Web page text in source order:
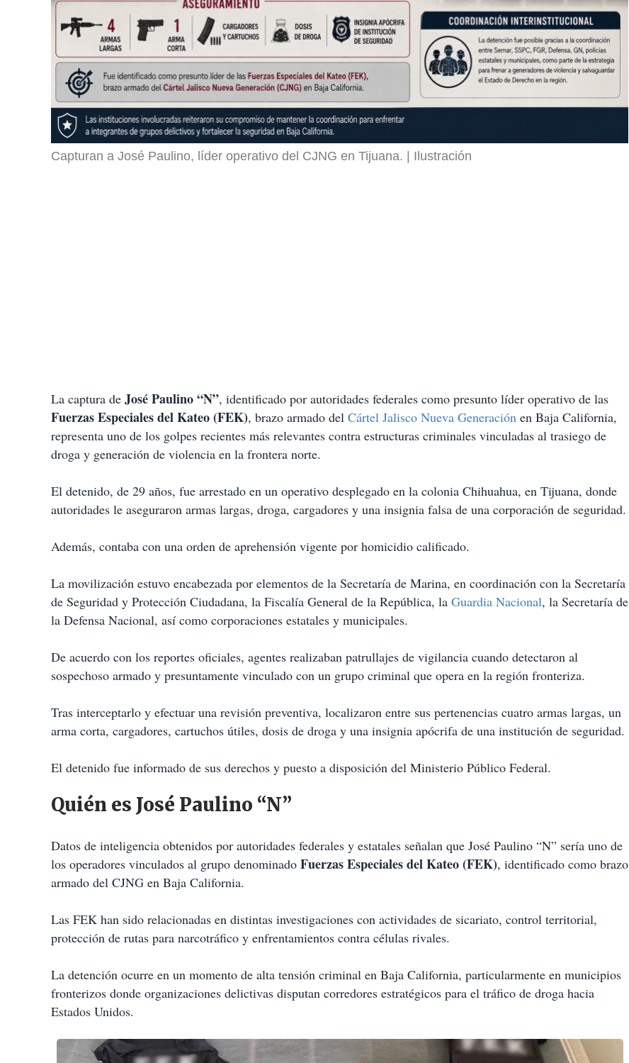
Capturan a José Paulino, líder operativo del CJNG en Tijuana. Ilustración
La captura de José Paulino “N”, identificado por autoridades federales como presunto líder operativo de las
Fuerzas Especiales del Kateo (FEK), brazo armado del Cártel Jalisco Nueva Generación en Baja California,
representa uno de los golpes recientes más relevantes contra estructuras criminales vinculadas al trasiego de
droga y generación de violencia en la frontera norte.
El detenido, de 29 años, fue arrestado en un operativo desplegado en la colonia Chihuahua, en Tijuana, donde
autoridades le aseguraron armas largas, droga, cargadores y una insignia falsa de una corporación de seguridad.
Además, contaba con una orden de aprehensión vigente por homicidio calificado.
La movilización estuvo encabezada por elementos de la Secretaría de Marina, en coordinación con la Secretaría
de Seguridad y Protección Ciudadana, la Fiscalía General de la República, la Guardia Nacional, la Secretaría de
la Defensa Nacional, así como corporaciones estatales y municipales.
De acuerdo con los reportes oficiales, agentes realizaban patrullajes de vigilancia cuando detectaron al
sospechoso armado y presuntamente vinculado con un grupo criminal que opera en la región fronteriza.
Tras interceptarlo y efectuar una revisión preventiva, localizaron entre sus pertenencias cuatro armas largas, un
arma corta, cargadores, cartuchos útiles, dosis de droga y una insignia apócrifa de una institución de seguridad.
El detenido fue informado de sus derechos y puesto a disposición del Ministerio Público Federal.
Quién es José Paulino “N”
Datos de inteligencia obtenidos por autoridades federales y estatales señalan que José Paulino “N” sería uno de
los operadores vinculados al grupo denominado Fuerzas Especiales del Kateo (FEK), identificado como brazo
armado del CJNG en Baja California.
Las FEK han sido relacionadas en distintas investigaciones con actividades de sicariato, control territorial,
protección de rutas para narcotráfico y enfrentamientos contra células rivales.
La detención ocurre en un momento de alta tensión criminal en Baja California, particularmente en municipios
fronterizos donde organizaciones delictivas disputan corredores estratégicos para el tráfico de droga hacia
Estados Unidos.